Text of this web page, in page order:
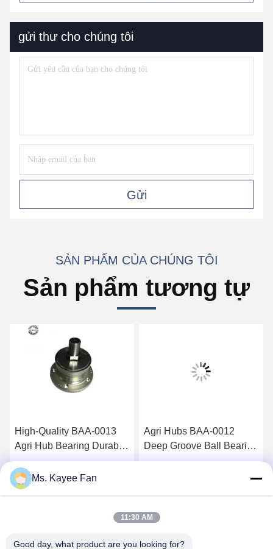
gửi thư cho chúng tôi
Gửi
SẢN PHẨM CỦA CHÚNG TÔI
Sản phẩm tương tự
High-Quality BAA-0013
Agri Hub Bearing Durable
For Farm Tractors
Nhận giá tốt nhất
Agri Hubs BAA-0012
Deep Groove Ball Bearing
Maintenance-Free,Sealed
Ms. Kayee Fan
11:30 AM
Good day, what product are you looking for?